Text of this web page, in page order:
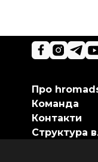
Про
Команда
Контакти
Структура